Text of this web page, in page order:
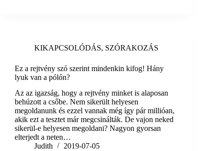
KIKAPCSOLÓDÁS, SZÓRAKOZÁS
Ez a rejtvény szó szerint mindenkin kifog! Hány
lyuk van a pólón?
Az az igazság, hogy a rejtvény minket is alaposan
behúzott a csőbe. Nem sikerült helyesen
megoldanunk és ezzel vannak még így pár millióan,
akik ezt a tesztet már megcsinálták. De vajon neked
sikerül-e helyesen megoldani? Nagyon gyorsan
elterjedt a neten…
Judith
2019-07-05